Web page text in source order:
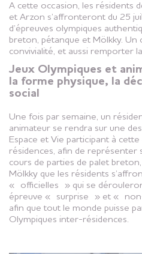
A cette occasion, les résidents
et Arzon s’affronteront du 25
d’épreuves olympiques
breton, pétanque et Mölkky. Un
convivialité, et aussi remporter
Jeux Olympiques et
la forme physique, la
social
Une fois par semaine, un
animateur se rendra sur une
Espace et Vie participant à
résidences, afin de représenter
cours de parties de palet
Mölkky que les résidents
« officielles » qui se
épreuve « surprise » et «
afin que tout le monde puisse
Olympiques inter-résidences.